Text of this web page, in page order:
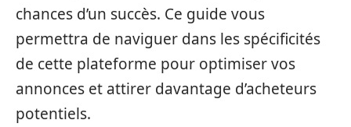
chances d’un succès. Ce guide vous
permettra de naviguer dans les spécificités
de cette plateforme pour optimiser vos
annonces et attirer davantage d’acheteurs
potentiels.